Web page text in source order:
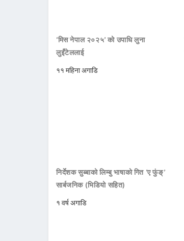
‘मिस नेपाल २०२५’ को उपाधि लुना
लुइँटेललाई
११ महिना अगाडि
निर्देशक सुब्बाको लिम्बु भाषाको गित ‘ए फुंङ्’
सार्बजनिक (भिडियो सहित)
१ वर्ष अगाडि